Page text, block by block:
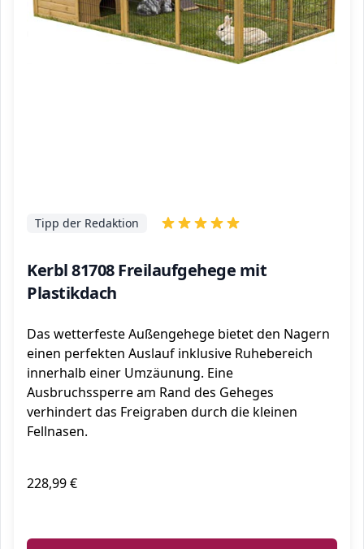
Kerbl 81708 Freilaufgehege mit
Plastikdach
Tipp der Redaktion
Das wetterfeste Außengehege bietet den Nagern
einen perfekten Auslauf inklusive Ruhebereich
innerhalb einer Umzäunung. Eine
Ausbruchssperre am Rand des Geheges
verhindert das Freigraben durch die kleinen
Fellnasen.
228,99 €